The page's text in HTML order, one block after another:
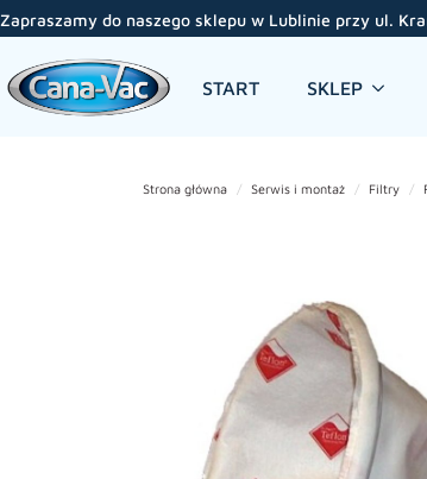
Zapraszamy do naszego sklepu w Lublinie przy ul.
START SKLEP
Strona główna Serwis i montaż Filtry